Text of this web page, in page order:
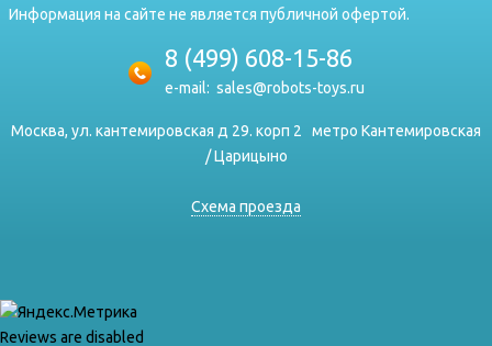
Информация на сайте не является публичной офертой.
8 (499) 608-15-86
e-mail: sales@robots-toys.ru
Москва, ул. кантемировская д 29. корп 2
метро Кантемировская
/ Царицыно
Схема проезда
Reviews are disabled